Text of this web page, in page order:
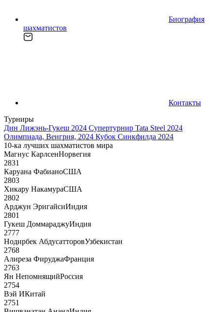
Биография
шахматистов
Контакты
Турниры
Дин Лижэнь-Гукеш 2024 Супертурнир Tata Steel 2024
Олимпиада, Венгрия, 2024 Кубок Синкфилда 2024
10-ка лучших шахматистов мира
Магнус КарлсенНорвегия
2831
Каруана ФабианоСША
2803
Хикару НакамураСША
2802
Арджун ЭригайсиИндия
2801
Гукеш ДоммараджуИндия
2777
Нодирбек АбдусатторовУзбекистан
2768
Алиреза ФируджаФранция
2763
Ян НепомнящийРоссия
2754
Вэй ИКитай
2751